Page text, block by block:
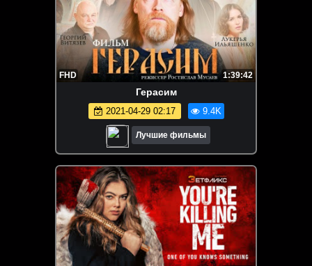
FHD 1:39:42
Герасим
2021-04-29 02:17 9.4K
Лучшие фильмы